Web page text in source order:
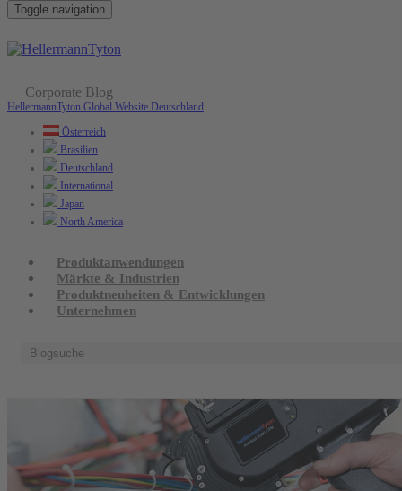
Toggle navigation
Corporate Blog
HellermannTyton Global Website Deutschland
Österreich
Brasilien
Deutschland
International
Japan
North America
Produktanwendungen
Märkte & Industrien
Produktneuheiten & Entwicklungen
Unternehmen
April 14. 2015 /Märkte & Industrien
HellermannTyton auf der Hannover
Messe: Systemlösungen für
automatisierte Prozesse